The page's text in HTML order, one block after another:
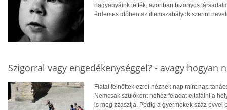
nagyanyáink tették, azonban bizonyos
érdemes időben az illemszabályok szerint
Szigorral vagy engedékenységgel? - avagy hogyan
Fiatal felnőttek ezrei néznek nap mint nap
Nemcsak szülőként nehéz feladat eltalálni a
is megizzasztja. Pedig a gyermekek száz évvel